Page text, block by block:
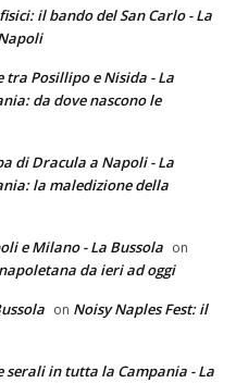
il bando del San Carlo - La
tra Posillipo e Nisida - La
da dove nascono le
di Dracula a Napoli - La
la maledizione della
e Milano - La Bussola on
da ieri ad oggi
on Noisy Naples Fest: il
serali in tutta la Campania - La